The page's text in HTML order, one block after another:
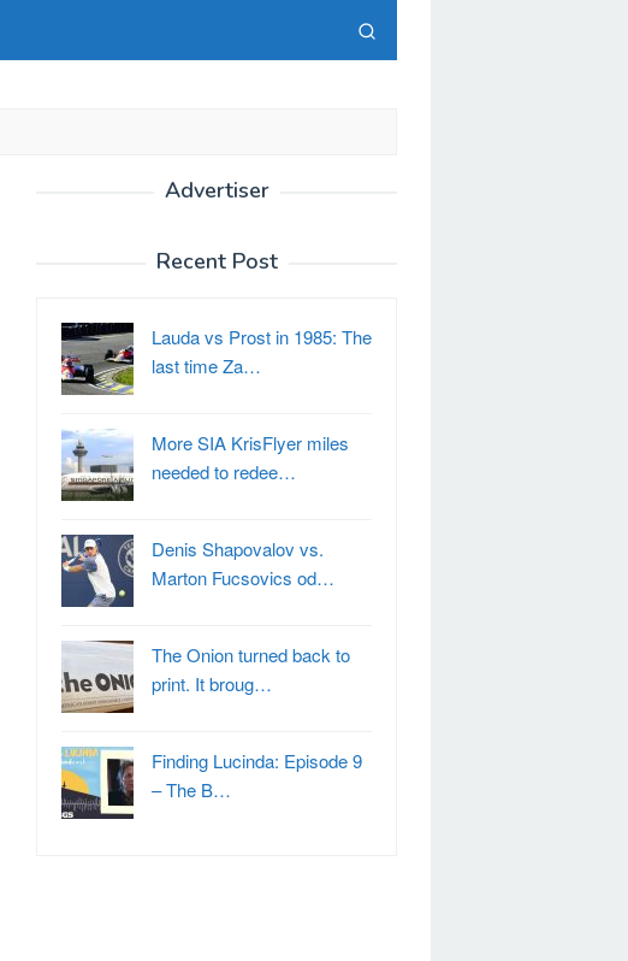
Advertiser
Recent Post
Lauda vs Prost in 1985: The
last time Za…
More SIA KrisFlyer miles
needed to redee…
Denis Shapovalov vs.
Marton Fucsovics od…
The Onion turned back to
print. It broug…
Finding Lucinda: Episode 9
– The B…